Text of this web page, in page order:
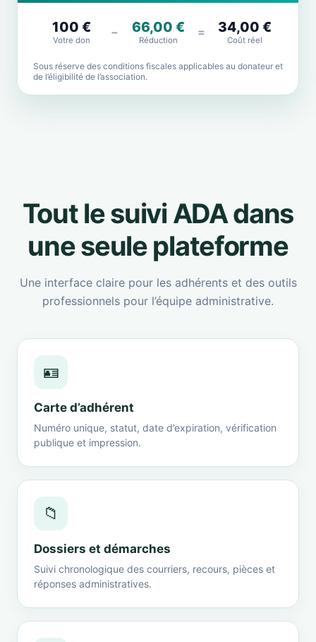
100 €
Votre don
− 66,00 €
Réduction
= 34,00 €
Coût réel
Sous réserve des conditions fiscales applicables au donateur et
de l’éligibilité de l’association.
Tout le suivi ADA dans
une seule plateforme
Une interface claire pour les adhérents et des outils
professionnels pour l’équipe administrative.
🪪
Carte d’adhérent
Numéro unique, statut, date d’expiration, vérification
publique et impression.
📁
Dossiers et démarches
Suivi chronologique des courriers, recours, pièces et
réponses administratives.